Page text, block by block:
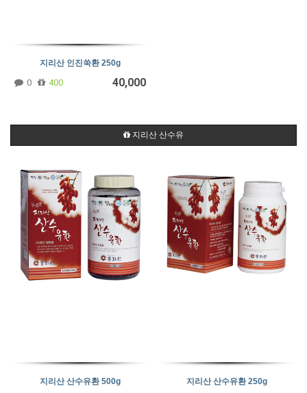
지리산 인진쑥환 250g
0 400 40,000
지리산 산수유
지리산 산수유환 500g 지리산 산수유환 250g